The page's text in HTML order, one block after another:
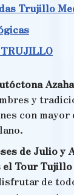
Trujillo
y
con mayor
de Julio y
el Tour
de